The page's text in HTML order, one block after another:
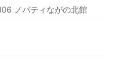
ノバティながの北館